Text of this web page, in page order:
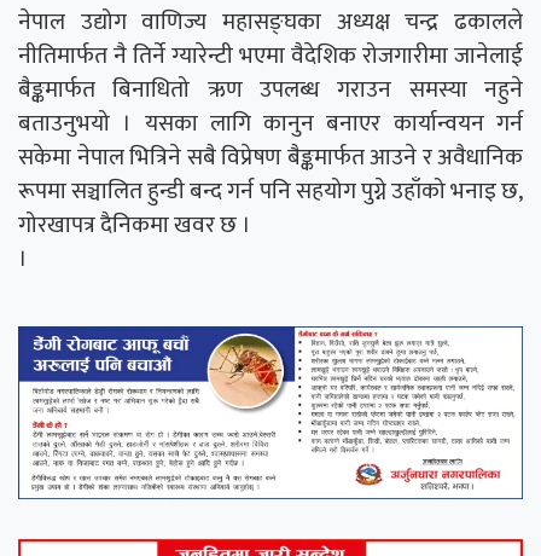
नेपाल उद्योग वाणिज्य महासङ्घका अध्यक्ष चन्द्र ढकालले
नीतिमार्फत नै तिर्ने ग्यारेन्टी भएमा वैदेशिक रोजगारीमा जानेलाई
बैङ्कमार्फत बिनाधितो ऋण उपलब्ध गराउन समस्या नहुने
बताउनुभयो । यसका लागि कानुन बनाएर कार्यान्वयन गर्न
सकेमा नेपाल भित्रिने सबै विप्रेषण बैङ्कमार्फत आउने र अवैधानिक
रूपमा सञ्चालित हुन्डी बन्द गर्न पनि सहयोग पुग्ने उहाँको भनाइ छ,
गोरखापत्र दैनिकमा खवर छ ।
।